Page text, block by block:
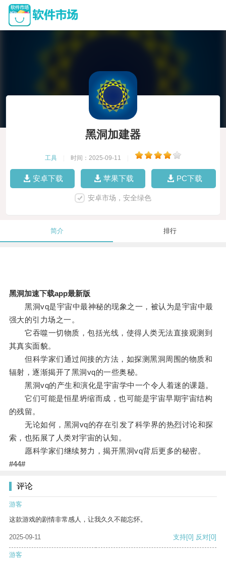
黑洞加建器
工具 时间：2025-09-11
安卓下载 苹果下载 PC下载
安卓市场，安全绿色
简介 排行
黑洞加速下载app最新版
黑洞vq是宇宙中最神秘的现象之一，被认为是宇宙中最
强大的引力场之一。
它吞噬一切物质，包括光线，使得人类无法直接观测到
其真实面貌。
但科学家们通过间接的方法，如探测黑洞周围的物质和
辐射，逐渐揭开了黑洞vq的一些奥秘。
黑洞vq的产生和演化是宇宙学中一个令人着迷的课题。
它们可能是恒星坍缩而成，也可能是宇宙早期宇宙结构
的残留。
无论如何，黑洞vq的存在引发了科学界的热烈讨论和探
索，也拓展了人类对宇宙的认知。
愿科学家们继续努力，揭开黑洞vq背后更多的秘密。
#44#
评论
游客
这款游戏的剧情非常感人，让我久久不能忘怀。
2025-09-11 支持[0] 反对[0]
游客